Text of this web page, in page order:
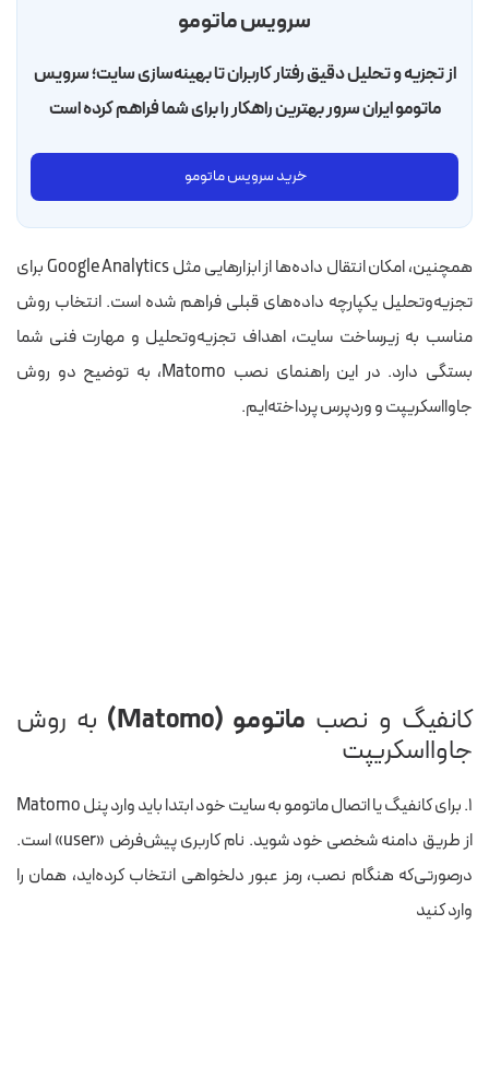
سرویس ماتومو
از تجزیه و تحلیل دقیق رفتار کاربران تا بهینه‌سازی سایت؛ سرویس
ماتومو ایران سرور بهترین راهکار را برای شما فراهم کرده است
خرید سرویس ماتومو
همچنین، امکان انتقال داده‌ها از ابزارهایی مثل Google Analytics برای
تجزیه‌وتحلیل یکپارچه داده‌های قبلی فراهم شده است. انتخاب روش
مناسب به زیرساخت سایت، اهداف تجزیه‌وتحلیل و مهارت فنی شما
بستگی دارد. در این راهنمای نصب Matomo، به توضیح دو روش
جاوااسکریپت و وردپرس پرداخته‌ایم.
کانفیگ و نصب ماتومو (Matomo) به روش
جاوااسکریپت
۱. برای کانفیگ یا اتصال ماتومو به سایت خود ابتدا باید وارد پنل Matomo
از طریق دامنه شخصی خود شوید. نام کاربری پیش‌فرض «user» است.
درصورتی‌که هنگام نصب، رمز عبور دلخواهی انتخاب کرده‌اید، همان را
وارد کنید